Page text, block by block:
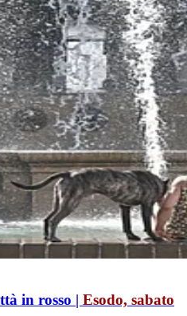
in rosso | Esodo, sabato